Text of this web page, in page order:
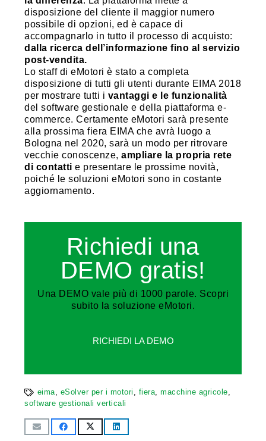
disposizione del cliente il maggior numero
possibile di opzioni, ed è capace di
accompagnarlo in tutto il processo di acquisto:
dalla ricerca dell’informazione fino al servizio
post-vendita.
Lo staff di eMotori è stato a completa
disposizione di tutti gli utenti durante EIMA 2018
per mostrare tutti i vantaggi e le funzionalità
del software gestionale e della piattaforma e-
commerce. Certamente eMotori sarà presente
alla prossima fiera EIMA che avrà luogo a
Bologna nel 2020, sarà un modo per ritrovare
vecchie conoscenze, ampliare la propria rete
di contatti e presentare le prossime novità,
poiché le soluzioni eMotori sono in costante
aggiornamento.
Richiedi una
DEMO gratis!
Una DEMO vale più di 1000 parole. Scopri
subito la soluzione eMotori.
RICHIEDI LA DEMO
eima eSolver per i motori fiera ,macchine agricole
software gestionali verticali